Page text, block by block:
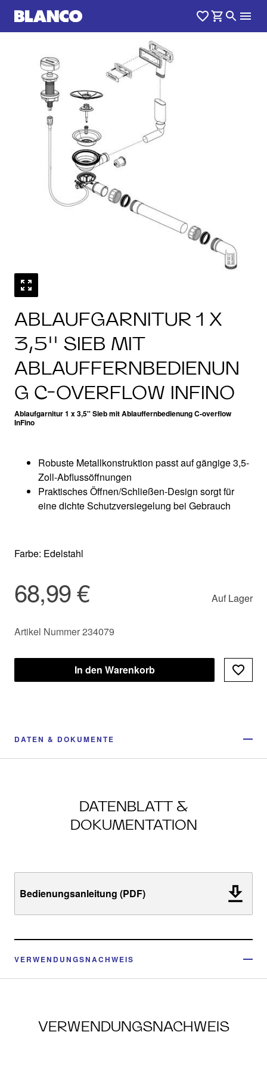
ABLAUFGARNITUR 1 X
3,5'' SIEB MIT
ABLAUFFERNBEDIENUN
G C-OVERFLOW INFINO
Ablaufgarnitur 1 x 3,5'' Sieb mit Ablauffernbedienung C-overflow
InFino
Robuste Metallkonstruktion passt auf gängige 3,5-
Zoll-Abflussöffnungen
Praktisches Öffnen/Schließen-Design sorgt für
eine dichte Schutzversiegelung bei Gebrauch
Farbe: Edelstahl
68,99 € Auf Lager
Artikel Nummer 234079
In den Warenkorb
DATEN & DOKUMENTE
DATENBLATT &
DOKUMENTATION
Bedienungsanleitung (PDF)
VERWENDUNGSNACHWEIS
VERWENDUNGSNACHWEIS